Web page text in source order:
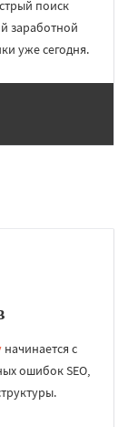
поиск
заработной
уже сегодня.
начинается с
ошибок SEO,